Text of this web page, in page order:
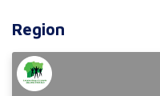
Region